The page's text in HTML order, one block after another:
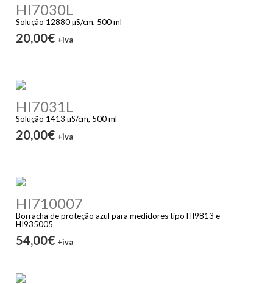
HI7030L
Solução 12880 µS/cm, 500 ml
20,00€ +iva
HI7031L
Solução 1413 µS/cm, 500 ml
20,00€ +iva
HI710007
Borracha de proteção azul para medidores tipo HI9813 e
HI935005
54,00€ +iva